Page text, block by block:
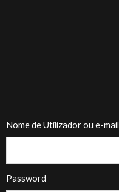
Nome de Utilizador ou e-mail
Password